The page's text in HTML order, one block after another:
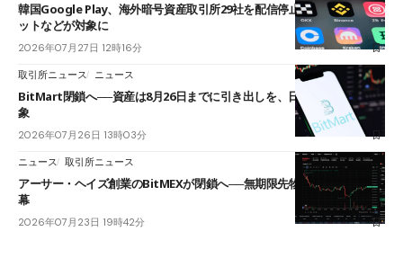
韓国Google Play、海外暗号資産取引所29社を配信停止──OKXやバイビ
ットなどが対象に
2026年07月27日 12時16分
取引所ニュース ニュース
BitMart閉鎖へ──資産は8月26日までに引き出しを、日本人利用者も対
象
2026年07月26日 13時03分
ニュース 取引所ニュース
アーサー・ヘイズ創業のBitMEXが閉鎖へ──無期限先物を生んだ11年に
幕
2026年07月23日 19時42分